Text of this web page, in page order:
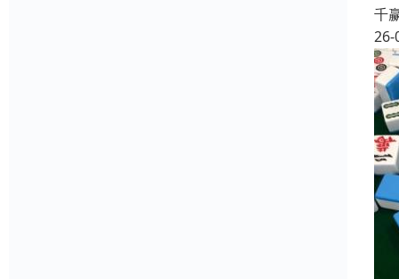
千
26-